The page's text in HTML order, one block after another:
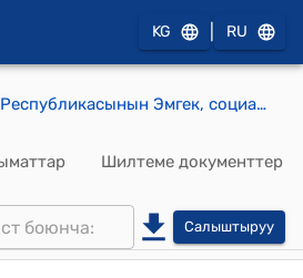
KG RU
Кыргыз Республикасынын Эмгек, социалдык камсыздоо жана миграция министрлигинин 2025-жылдын 16-июлу № 206 "Эмгекке убактылуу жарамсыздык боюнча жөлөкпулду, кош бойлуулук жана төрөт боюнча жөлөкпулду төөлөнүнүн шарттары жөнүндө усулдук көрсөтмөлөрдү жана Расымдык (сөөк коюуга) жөлөкпулду төөлөнүнүн шарттары жөнүндө усулдук көрсөтмөлөрдү бекитүү жөнүндө" буйругу
Шилтеме документтер
Салыштыруу